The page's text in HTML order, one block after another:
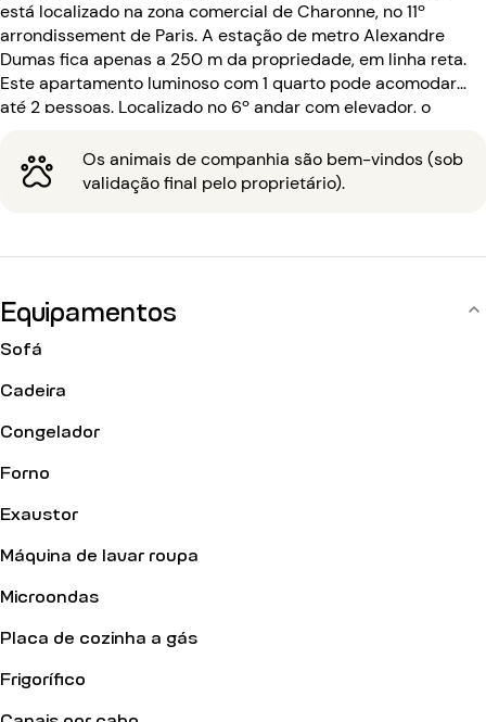
está localizado na zona comercial de Charonne, no 11º
arrondissement de Paris. A estação de metro Alexandre
Dumas fica apenas a 250 m da propriedade, em linha reta.
Este apartamento luminoso com 1 quarto pode acomodar
até 2 pessoas. Localizado no 6º andar com elevador, o
Os animais de companhia são bem-vindos (sob
validação final pelo proprietário).
Equipamentos
Sofá
Cadeira
Congelador
Forno
Exaustor
Máquina de lavar roupa
Microondas
Placa de cozinha a gás
Frigorífico